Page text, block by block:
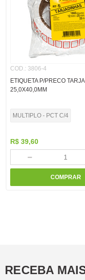
COD.: 3806-4
ETIQUETA P/PRECO
25,0X40,0MM
MULTIPLO - PCT C/4
R$ 39,60
－
COMPRAR
RECEBA